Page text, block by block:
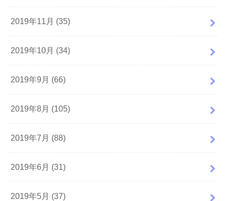
2019年11月 (35)
2019年10月 (34)
2019年9月 (66)
2019年8月 (105)
2019年7月 (88)
2019年6月 (31)
2019年5月 (37)